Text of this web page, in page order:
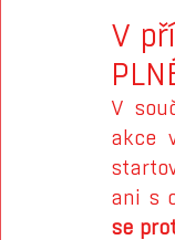
V
V
akce
ani s
se